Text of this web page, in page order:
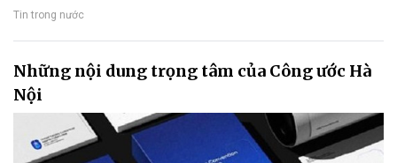
Tin trong nước
Những nội dung trọng tâm của Công ước Hà
Nội